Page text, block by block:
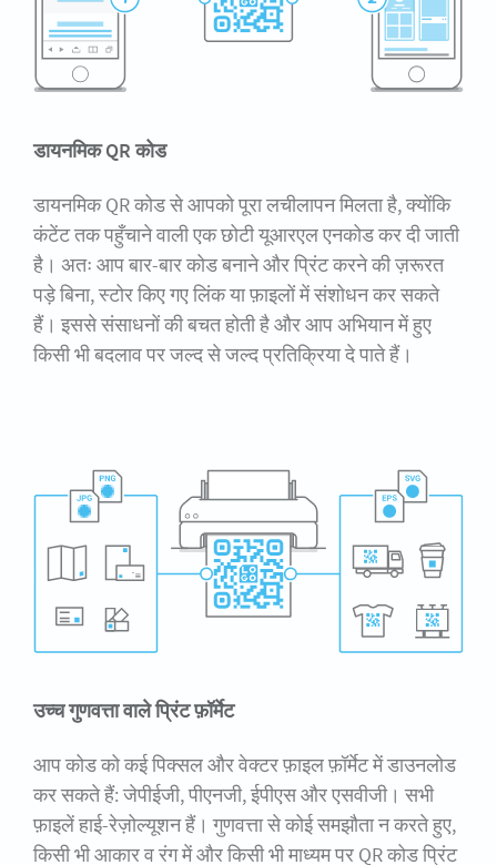
डायनमिक QR कोड
डायनमिक QR कोड से आपको पूरा लचीलापन मिलता है, क्योंकि
कंटेंट तक पहुँचाने वाली एक छोटी यूआरएल एनकोड कर दी जाती
है। अतः आप बार-बार कोड बनाने और प्रिंट करने की ज़रूरत
पड़े बिना, स्टोर किए गए लिंक या फ़ाइलों में संशोधन कर सकते
हैं। इससे संसाधनों की बचत होती है और आप अभियान में हुए
किसी भी बदलाव पर जल्द से जल्द प्रतिक्रिया दे पाते हैं।
उच्च गुणवत्ता वाले प्रिंट फ़ॉर्मेट
आप कोड को कई पिक्सल और वेक्टर फ़ाइल फ़ॉर्मेट में डाउनलोड
कर सकते हैं: जेपीईजी, पीएनजी, ईपीएस और एसवीजी। सभी
फ़ाइलें हाई-रेज़ोल्यूशन हैं। गुणवत्ता से कोई समझौता न करते हुए,
किसी भी आकार व रंग में और किसी भी माध्यम पर QR कोड प्रिंट